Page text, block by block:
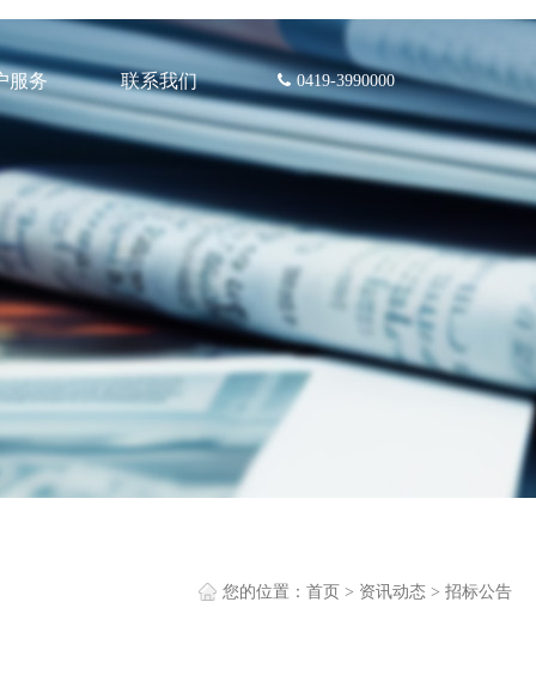
服务 联系我们 0419-3990000
您的位置： 首页 > 资讯动态 > 招标公告